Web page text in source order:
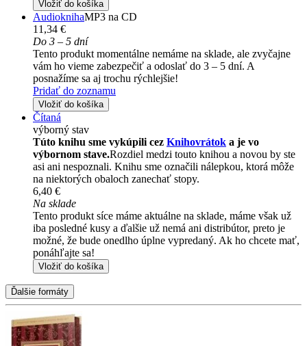
Vložiť do košíka
AudioknihaMP3 na CD
11,34 €
Do 3 – 5 dní
Tento produkt momentálne nemáme na sklade, ale zvyčajne
vám ho vieme zabezpečiť a odoslať do 3 – 5 dní. A
posnažíme sa aj trochu rýchlejšie!
Pridať do zoznamu
Vložiť do košíka
Čítaná
výborný stav
Túto knihu sme vykúpili cez Knihovrátok a je vo
výbornom stave.Rozdiel medzi touto knihou a novou by ste
asi ani nespoznali. Knihu sme označili nálepkou, ktorá môže
na niektorých obaloch zanechať stopy.
6,40 €
Na sklade
Tento produkt síce máme aktuálne na sklade, máme však už
iba posledné kusy a ďalšie už nemá ani distribútor, preto je
možné, že bude onedlho úplne vypredaný. Ak ho chcete mať,
ponáhľajte sa!
Vložiť do košíka
Ďalšie formáty